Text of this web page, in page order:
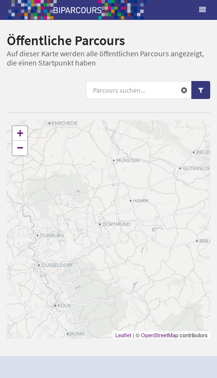
Öffentliche Parcours
Auf dieser Karte werden alle öffentlichen Parcours angezeigt,
die einen Startpunkt haben
+
−
Leaflet | ©OpenStreetMapcontributors